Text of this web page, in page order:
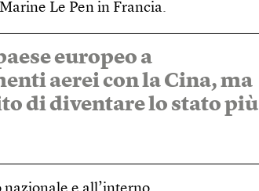
Le Pen in Francia.
europeo a
aerei con la Cina, ma
di diventare lo stato più